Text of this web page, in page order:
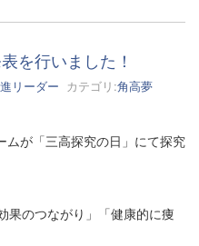
を行いました！
リーダー カテゴリ:角高夢
が「三高探究の日」にて探究
果のつながり」「健康的に痩